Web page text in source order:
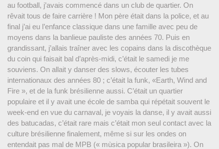
au football, j’avais commencé dans un club de quartier. On
rêvait tous de faire carrière ! Mon père était dans la police, et au
final j’ai eu l’enfance classique dans une famille avec peu de
moyens dans la banlieue pauliste des années 70. Puis en
grandissant, j’allais traîner avec les copains dans la discothèque
du coin qui faisait bal d’après-midi, c’était le samedi je me
souviens. On allait y danser des slows, écouter les tubes
internationaux des années 80 ; c’était la funk, «Earth, Wind and
Fire », et de la funk brésilienne aussi. C’était un quartier
populaire et il y avait une école de samba qui répétait souvent le
week-end en vue du carnaval, je voyais la danse, il y avait aussi
des batucadas, c’était rare mais c’était mon seul contact avec la
culture brésilienne finalement, même si sur les ondes on
entendait pas mal de MPB (« mùsica popular brasileira »). On